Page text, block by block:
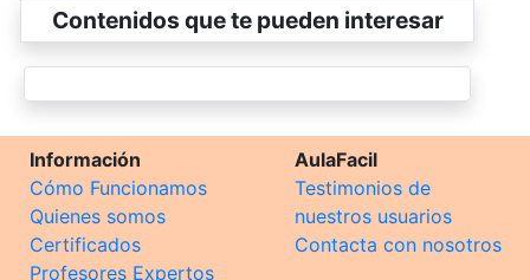
Contenidos que te pueden interesar
Información
Cómo Funcionamos
Quienes somos
Certificados
Profesores Expertos
AulaFacil
Testimonios de
nuestros usuarios
Contacta con nosotros